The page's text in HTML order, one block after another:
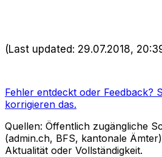
(Last updated: 29.07.2018,
Fehler entdeckt oder Feedback?
korrigieren das.
Quellen: Öffentlich zugängliche
(admin.ch, BFS, kantonale
Aktualität oder Vollständigkeit.